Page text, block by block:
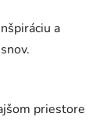
a
priestore